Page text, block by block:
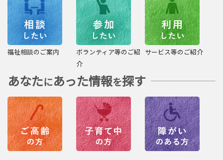
福祉相談のご案内
ボランティア等のご紹
介
サービス等のご紹介
あなたにあった情報を探す